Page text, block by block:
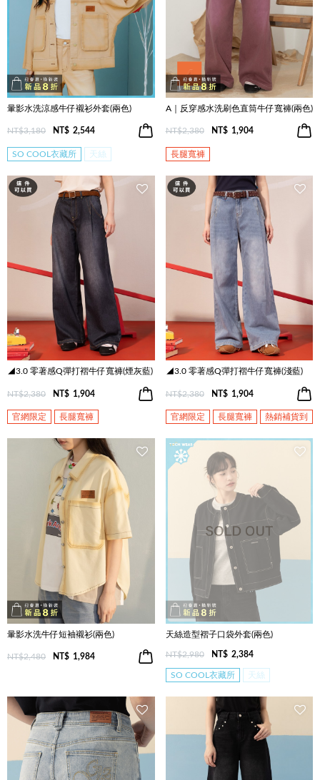
暈影水洗涼感牛仔襯衫外套(兩色)
NT$3,180 NT$ 2,544
SO COOL衣藏所 天絲
A｜反穿感水洗刷色直筒牛仔寬褲(兩色)
NT$2,380 NT$ 1,904
長腿寬褲
◢3.0 零著感Q彈打褶牛仔寬褲(煙灰藍)
NT$2,380 NT$ 1,904
官網限定 長腿寬褲
◢3.0 零著感Q彈打褶牛仔寬褲(淺藍)
NT$2,380 NT$ 1,904
官網限定 長腿寬褲 熱銷補貨到
暈影水洗牛仔短袖襯衫(兩色)
NT$2,480 NT$ 1,984
天絲造型褶子口袋外套(兩色)
NT$2,980 NT$ 2,384
SO COOL衣藏所 天絲